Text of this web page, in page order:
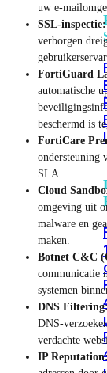
uw e-
SSL-inspectie:
verborgen
FortiGuard
automatische
beschermd is
FortiCare
ondersteuning
SLA.
Cloud
omgeving uit
malware en
maken.
Botnet C&C
communicatie
systemen
DNS
DNS-
verdachte
IP Reputation: